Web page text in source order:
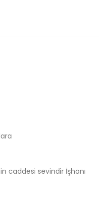
caddesi sevindir İşhanı